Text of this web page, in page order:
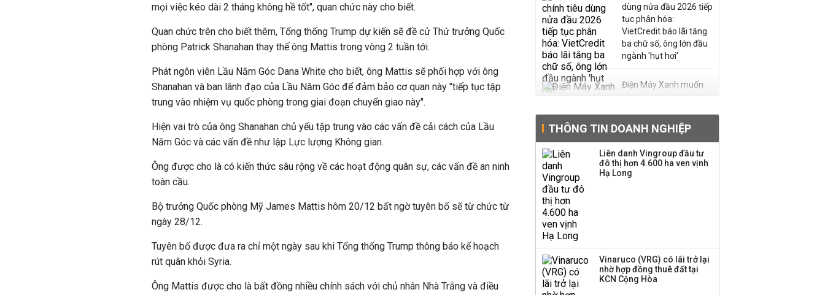
mọi việc kéo dài 2 tháng không hề tốt", quan chức này cho biết.
Quan chức trên cho biết thêm, Tổng thống Trump dự kiến sẽ đề cử Thứ trưởng Quốc
phòng Patrick Shanahan thay thế ông Mattis trong vòng 2 tuần tới.
Phát ngôn viên Lầu Năm Góc Dana White cho biết, ông Mattis sẽ phối hợp với ông
Shanahan và ban lãnh đạo của Lầu Năm Góc để đảm bảo cơ quan này "tiếp tục tập
trung vào nhiệm vụ quốc phòng trong giai đoạn chuyển giao này".
Hiện vai trò của ông Shanahan chủ yếu tập trung vào các vấn đề cải cách của Lầu
Năm Góc và các vấn đề như lập Lực lượng Không gian.
Ông được cho là có kiến thức sâu rộng về các hoạt động quân sự, các vấn đề an ninh
toàn cầu.
Bộ trưởng Quốc phòng Mỹ James Mattis hôm 20/12 bất ngờ tuyên bố sẽ từ chức từ
ngày 28/12.
Tuyên bố được đưa ra chỉ một ngày sau khi Tổng thống Trump thông báo kế hoạch
rút quân khỏi Syria.
Ông Mattis được cho là bất đồng nhiều chính sách với chủ nhân Nhà Trắng và điều
dùng nửa đầu 2026 tiếp
tục phân hóa:
VietCredit báo lãi tăng
ba chữ số, ông lớn đầu
ngành 'hụt hơi'
Điện Máy Xanh muốn
phát hành cổ phiếu với
Sau nhịp điều chỉnh
mạnh, CTCK nhìn thấy
cơ hội ở nhóm cổ phiếu
thanh lý toàn bộ cửa
hàng
THÔNG TIN DOANH NGHIỆP
Liên danh Vingroup đầu tư
đô thị hơn 4.600 ha ven vịnh
Hạ Long
Vinaruco (VRG) có lãi trở lại
nhờ hợp đồng thuê đất tại
KCN Cộng Hòa